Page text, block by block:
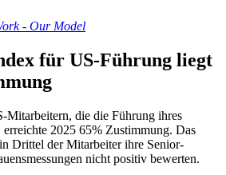
- Our Model
für US-Führung liegt
Mitarbeitern, die die Führung ihres
erreichte 2025 65% Zustimmung. Das
Drittel der Mitarbeiter ihre Senior-
nicht positiv bewerten.